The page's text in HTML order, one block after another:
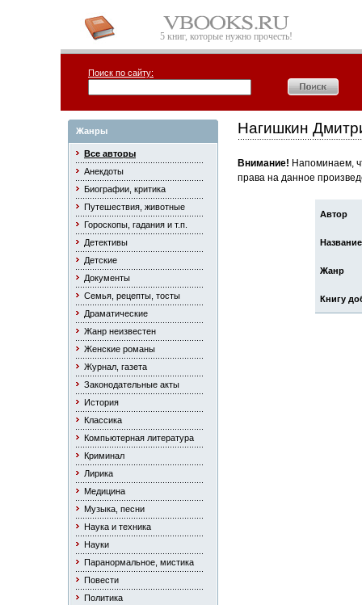
5 книг, которые нужно прочесть!
Поиск по сайту:
Жанры
Все авторы
Анекдоты
Биографии, критика
Путешествия, животные
Гороскопы, гадания и т.п.
Детективы
Детские
Документы
Семья, рецепты, тосты
Драматические
Жанр неизвестен
Женские романы
Журнал, газета
Законодательные акты
История
Классика
Компьютерная литература
Криминал
Лирика
Медицина
Музыка, песни
Наука и техника
Науки
Паранормальное, мистика
Повести
Политика
Нагишкин
Внимание! Напоминаем,
права на данное
Автор
Название
Жанр
Книгу